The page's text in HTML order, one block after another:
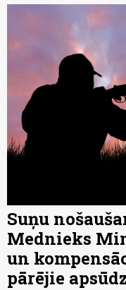
Suņu
Mednieks
un
pārējie